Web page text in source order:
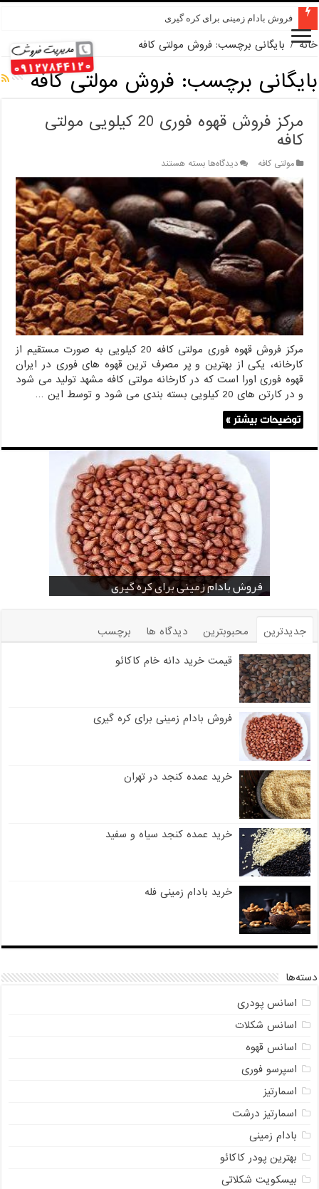
فروش بادام زمینی برای کره گیری
خانه / بایگانی برچسب: فروش مولتی کافه
بایگانی برچسب: فروش مولتی کافه
مرکز فروش قهوه فوری 20 کیلویی مولتی
کافه
مولتی کافه دیدگاه‌هابرای
مرکز
فروش
قهوه
فوری
20
کیلویی
کافه
بسته هستند
مرکز فروش قهوه فوری مولتی کافه 20 کیلویی به صورت مستقیم از
کارخانه، یکی از بهترین و پر مصرف ترین قهوه های فوری در ایران
قهوه فوری اورا است که در کارخانه مولتی کافه مشهد تولید می شود
و در کارتن های 20 کیلویی بسته بندی می شود و توسط این …
توضیحات بیشتر »
قیمت خرید دانه خام کاکائو
فروش بادام زمینی برای کره گیری
خرید عمده کنجد در تهران
خرید عمده کنجد سیاه و سفید
خرید بادام زمینی فله
خرید عمده کنجد سیاه
خرید عمده کنجد سفید
قیمت خرید کافی میت در کرمان
فروش انواع کنجد در یزد ( Sesame )
جدیدترین محبوبترین دیدگاه ها
برچسب
قیمت خرید دانه خام کاکائو
فروش بادام زمینی برای کره گیری
خرید عمده کنجد در تهران
خرید عمده کنجد سیاه و سفید
خرید بادام زمینی فله
دسته‌ها
اسانس پودری
اسانس شکلات
اسانس قهوه
اسپرسو فوری
اسمارتیز
اسمارتیز درشت
بادام زمینی
بهترین پودر کاکائو
بیسکویت شکلاتی